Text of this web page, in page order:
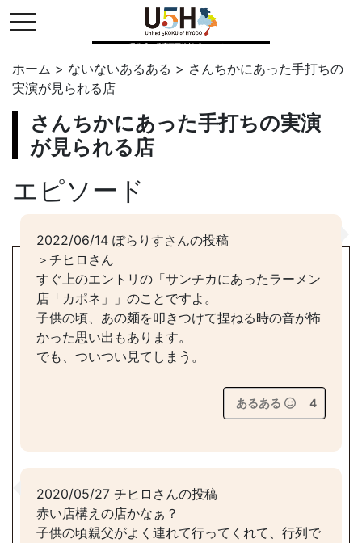
toggle navigation
県公式・兵庫五国連邦プロジェクト
ホーム > ないないあるある > さんちかにあった手打ちの
実演が見られる店
さんちかにあった手打ちの実演
が見られる店
エピソード
2022/06/14 ぽらりすさんの投稿
＞チヒロさん
すぐ上のエントリの「サンチカにあったラーメン
店「カポネ」」のことですよ。
子供の頃、あの麺を叩きつけて捏ねる時の音が怖
かった思い出もあります。
でも、ついつい見てしまう。
あるある 4
2020/05/27 チヒロさんの投稿
赤い店構えの店かなぁ？
子供の頃親父がよく連れて行ってくれて、行列で